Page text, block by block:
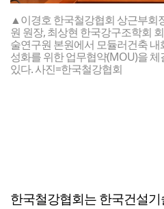
▲이경호 한국철강협회 상근부회
원 원장, 최상현 한국강구조학회
술연구원 본원에서 모듈러건축
성화를 위한 업무협약(MOU)을
있다. 사진=한국철강협회
한국철강협회는 한국건설